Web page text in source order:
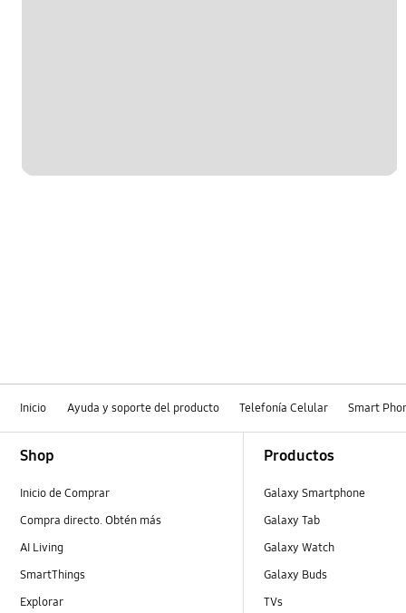
Inicio Ayuda y soporte del producto Telefonía Celular Smart
Shop
Inicio de Comprar
Compra directo. Obtén más
AI Living
SmartThings
Explorar
Productos
Galaxy Smartphone
Galaxy Tab
Galaxy Watch
Galaxy Buds
TVs